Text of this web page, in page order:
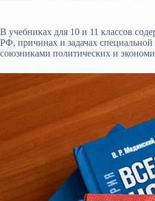
В учебниках для 10 и 11 классов
РФ, причинах и задачах
союзниками политических и